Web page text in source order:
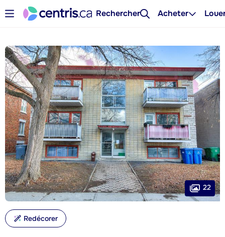
Rechercher Acheter
22
Redécorer